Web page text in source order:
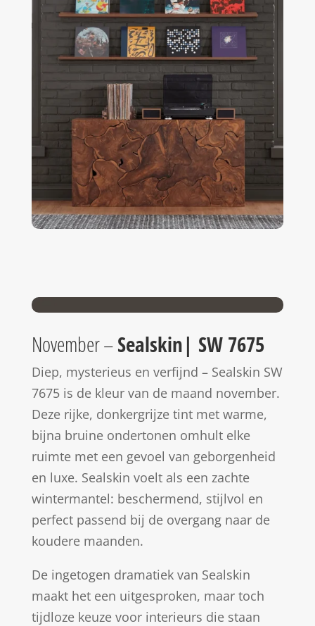
November –Sealskin| SW 7675
Diep, mysterieus en verfijnd – Sealskin SW
7675 is de kleur van de maand november.
Deze rijke, donkergrijze tint met warme,
bijna bruine ondertonen omhult elke
ruimte met een gevoel van geborgenheid
en luxe. Sealskin voelt als een zachte
wintermantel: beschermend, stijlvol en
perfect passend bij de overgang naar de
koudere maanden.
De ingetogen dramatiek van Sealskin
maakt het een uitgesproken, maar toch
tijdloze keuze voor interieurs die staan